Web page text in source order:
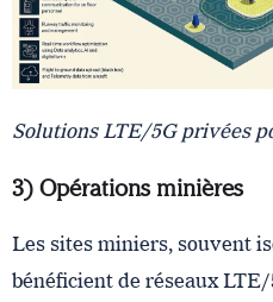
Solutions LTE/5G privées
3) Opérations minières
Les sites miniers, souvent
bénéficient de réseaux